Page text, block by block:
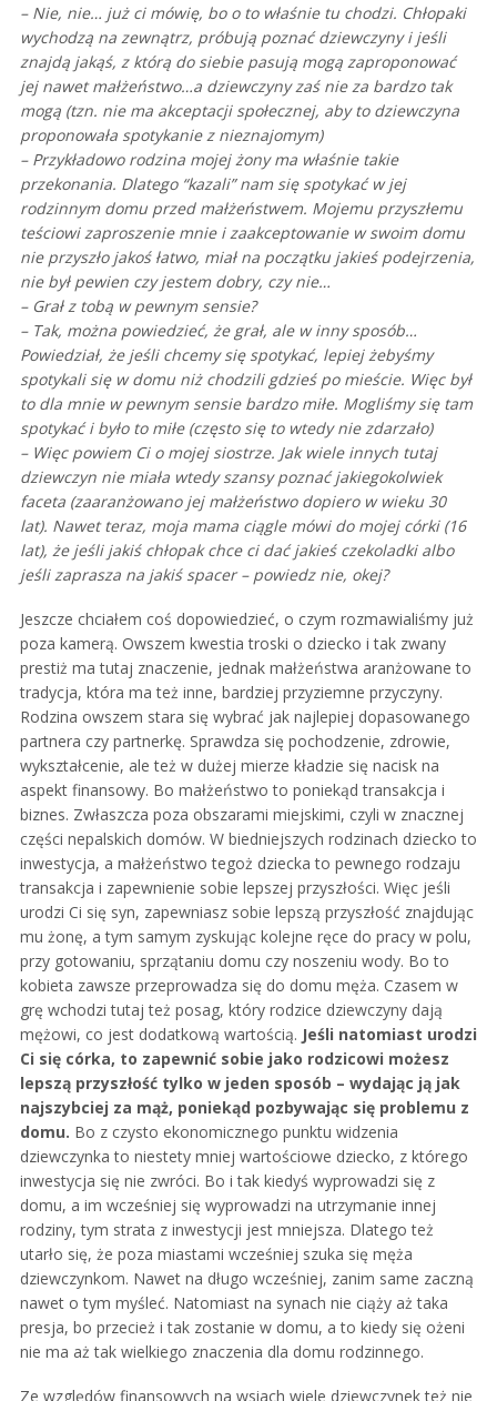
– Nie, nie… już ci mówię, bo o to właśnie tu chodzi. Chłopaki
wychodzą na zewnątrz, próbują poznać dziewczyny i jeśli
znajdą jakąś, z którą do siebie pasują mogą zaproponować
jej nawet małżeństwo…a dziewczyny zaś nie za bardzo tak
mogą (tzn. nie ma akceptacji społecznej, aby to dziewczyna
proponowała spotykanie z nieznajomym)
– Przykładowo rodzina mojej żony ma właśnie takie
przekonania. Dlatego “kazali” nam się spotykać w jej
rodzinnym domu przed małżeństwem. Mojemu przyszłemu
teściowi zaproszenie mnie i zaakceptowanie w swoim domu
nie przyszło jakoś łatwo, miał na początku jakieś podejrzenia,
nie był pewien czy jestem dobry, czy nie…
– Grał z tobą w pewnym sensie?
– Tak, można powiedzieć, że grał, ale w inny sposób…
Powiedział, że jeśli chcemy się spotykać, lepiej żebyśmy
spotykali się w domu niż chodzili gdzieś po mieście. Więc był
to dla mnie w pewnym sensie bardzo miłe. Mogliśmy się tam
spotykać i było to miłe (często się to wtedy nie zdarzało)
– Więc powiem Ci o mojej siostrze. Jak wiele innych tutaj
dziewczyn nie miała wtedy szansy poznać jakiegokolwiek
faceta (zaaranżowano jej małżeństwo dopiero w wieku 30
lat). Nawet teraz, moja mama ciągle mówi do mojej córki (16
lat), że jeśli jakiś chłopak chce ci dać jakieś czekoladki albo
jeśli zaprasza na jakiś spacer – powiedz nie, okej?
Jeszcze chciałem coś dopowiedzieć, o czym rozmawialiśmy już
poza kamerą. Owszem kwestia troski o dziecko i tak zwany
prestiż ma tutaj znaczenie, jednak małżeństwa aranżowane to
tradycja, która ma też inne, bardziej przyziemne przyczyny.
Rodzina owszem stara się wybrać jak najlepiej dopasowanego
partnera czy partnerkę. Sprawdza się pochodzenie, zdrowie,
wykształcenie, ale też w dużej mierze kładzie się nacisk na
aspekt finansowy. Bo małżeństwo to poniekąd transakcja i
biznes. Zwłaszcza poza obszarami miejskimi, czyli w znacznej
części nepalskich domów. W biedniejszych rodzinach dziecko to
inwestycja, a małżeństwo tegoż dziecka to pewnego rodzaju
transakcja i zapewnienie sobie lepszej przyszłości. Więc jeśli
urodzi Ci się syn, zapewniasz sobie lepszą przyszłość znajdując
mu żonę, a tym samym zyskując kolejne ręce do pracy w polu,
przy gotowaniu, sprzątaniu domu czy noszeniu wody. Bo to
kobieta zawsze przeprowadza się do domu męża. Czasem w
grę wchodzi tutaj też posag, który rodzice dziewczyny dają
mężowi, co jest dodatkową wartością. Jeśli natomiast urodzi
Ci się córka, to zapewnić sobie jako rodzicowi możesz
lepszą przyszłość tylko w jeden sposób – wydając ją jak
najszybciej za mąż, poniekąd pozbywając się problemu z
domu. Bo z czysto ekonomicznego punktu widzenia
dziewczynka to niestety mniej wartościowe dziecko, z którego
inwestycja się nie zwróci. Bo i tak kiedyś wyprowadzi się z
domu, a im wcześniej się wyprowadzi na utrzymanie innej
rodziny, tym strata z inwestycji jest mniejsza. Dlatego też
utarło się, że poza miastami wcześniej szuka się męża
dziewczynkom. Nawet na długo wcześniej, zanim same zaczną
nawet o tym myśleć. Natomiast na synach nie ciąży aż taka
presja, bo przecież i tak zostanie w domu, a to kiedy się ożeni
nie ma aż tak wielkiego znaczenia dla domu rodzinnego.
Ze względów finansowych na wsiach wiele dziewczynek też nie